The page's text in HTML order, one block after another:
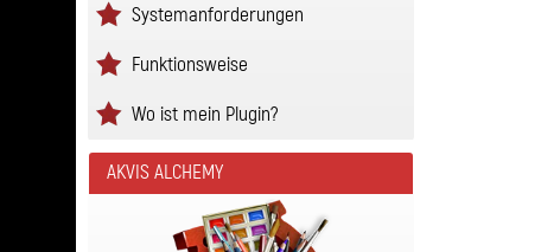
Systemanforderungen
Funktionsweise
Wo ist mein Plugin?
AKVIS ALCHEMY